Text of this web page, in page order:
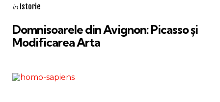
Categories
Posted
in Istorie
Domnisoarele din Avignon: Picasso și
Modificarea Arta